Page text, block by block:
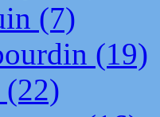
(7)
(19)